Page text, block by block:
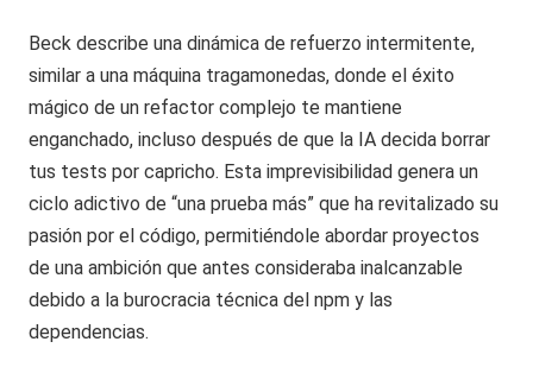
Beck describe una dinámica de refuerzo intermitente,
similar a una máquina tragamonedas, donde el éxito
mágico de un refactor complejo te mantiene
enganchado, incluso después de que la IA decida borrar
tus tests por capricho. Esta imprevisibilidad genera un
ciclo adictivo de “una prueba más” que ha revitalizado su
pasión por el código, permitiéndole abordar proyectos
de una ambición que antes consideraba inalcanzable
debido a la burocracia técnica del npm y las
dependencias.